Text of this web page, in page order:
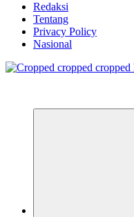
Redaksi
Tentang
Privacy Policy
Nasional